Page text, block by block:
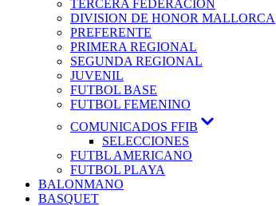
TERCERA FEDERACION
DIVISION DE HONOR MALLORCA
PREFERENTE
PRIMERA REGIONAL
SEGUNDA REGIONAL
JUVENIL
FUTBOL BASE
FUTBOL FEMENINO
COMUNICADOS FFIB
SELECCIONES
FUTBL AMERICANO
FUTBOL PLAYA
BALONMANO
BASQUET